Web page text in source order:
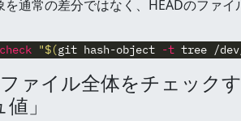
を通常の差分ではなく、HEADのファ
"$(git hash-object -t tree /
ァイル全体をチェック
」